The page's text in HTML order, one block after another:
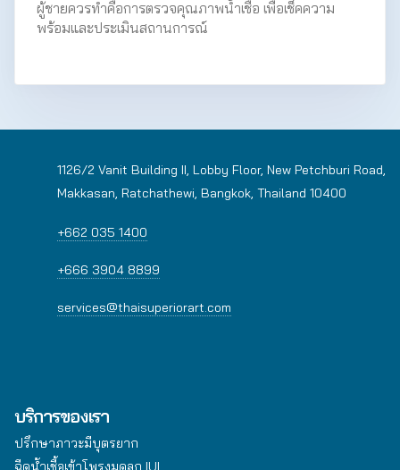
ผู้ชายควรทำคือการตรวจคุณภาพน้ำเชื้อ เพื่อเช็คความ
พร้อมและประเมินสถานการณ์
1126/2 Vanit Building II, Lobby Floor, New Petchburi Road,
Makkasan, Ratchathewi, Bangkok, Thailand 10400
+662 035 1400
+666 3904 8899
services@thaisuperiorart.com
บริการของเรา
ปรึกษาภาวะมีบุตรยาก
ฉีดน้ำเชื้อเข้าโพรงมดลูก IUI